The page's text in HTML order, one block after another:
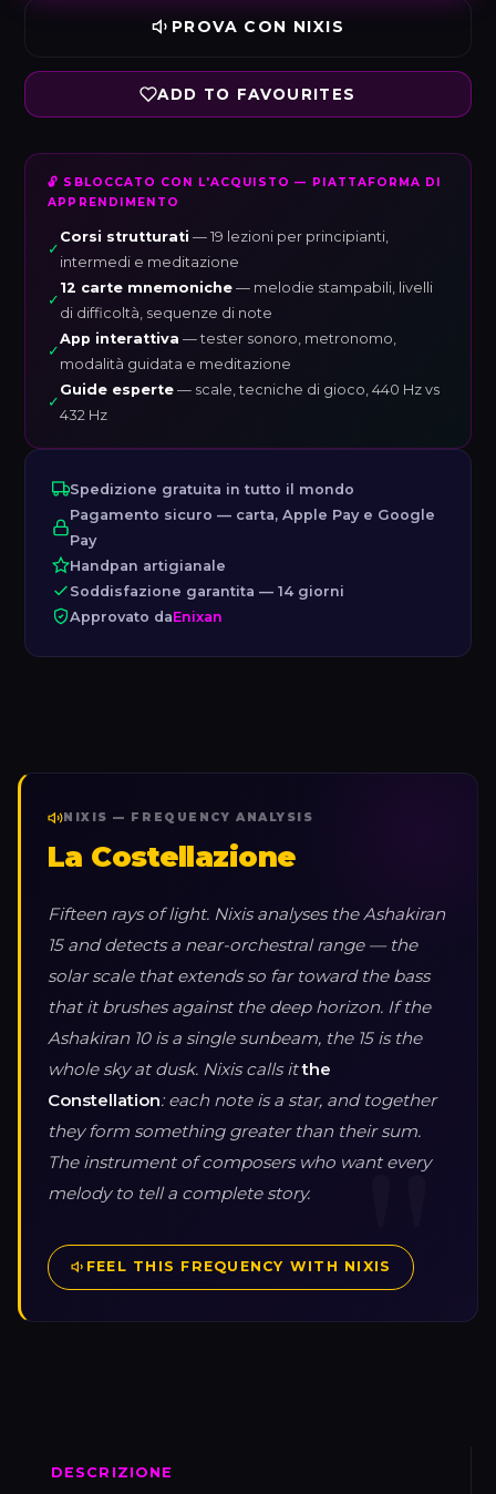
PROVA CON NIXIS
ADD TO FAVOURITES
🔓 SBLOCCATO CON L'ACQUISTO — PIATTAFORMA DI
APPRENDIMENTO
✓
Corsi strutturati — 19 lezioni per principianti,
intermedi e meditazione
✓
12 carte mnemoniche — melodie stampabili, livelli
di difficoltà, sequenze di note
✓
App interattiva — tester sonoro, metronomo,
modalità guidata e meditazione
✓
Guide esperte — scale, tecniche di gioco, 440 Hz vs
432 Hz
Spedizione gratuita in tutto il mondo
Pagamento sicuro — carta, Apple Pay e Google
Pay
Handpan artigianale
Soddisfazione garantita — 14 giorni
Approvato daEnixan
NIXIS — FREQUENCY ANALYSIS
La Costellazione
Fifteen rays of light. Nixis analyses the Ashakiran
15 and detects a near-orchestral range — the
solar scale that extends so far toward the bass
that it brushes against the deep horizon. If the
Ashakiran 10 is a single sunbeam, the 15 is the
whole sky at dusk. Nixis calls itthe
Constellation: each note is a star, and together
they form something greater than their sum.
The instrument of composers who want every
melody to tell a complete story.
FEEL THIS FREQUENCY WITH NIXIS
DESCRIZIONE